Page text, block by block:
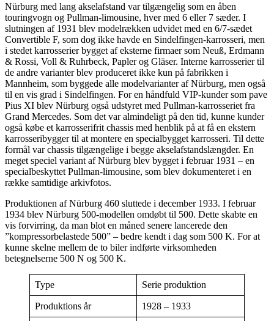
Nürburg med lang akselafstand var tilgængelig som en åben
touringvogn og Pullman-limousine, hver med 6 eller 7 sæder. I
slutningen af 1931 blev modelrækken udvidet med en 6/7-sædet
Convertible F, som dog ikke havde en Sindelfingen-karrosseri, men
i stedet karrosserier bygget af eksterne firmaer som Neuß, Erdmann
& Rossi, Voll & Ruhrbeck, Papler og Gläser. Interne karrosserier til
de andre varianter blev produceret ikke kun på fabrikken i
Mannheim, som byggede alle modelvarianter af Nürburg, men også
til en vis grad i Sindelfingen. For en håndfuld VIP-kunder som pave
Pius XI blev Nürburg også udstyret med Pullman-karrosseriet fra
Grand Mercedes. Som det var almindeligt på den tid, kunne kunder
også købe et karrosserifrit chassis med henblik på at få en ekstern
karrosseribygger til at montere en specialbygget karrosseri. Til dette
formål var chassis tilgængelige i begge akselafstandslængder. En
meget speciel variant af Nürburg blev bygget i februar 1931 – en
specialbeskyttet Pullman-limousine, som blev dokumenteret i en
række samtidige arkivfotos.
Produktionen af Nürburg 460 sluttede i december 1933. I februar
1934 blev Nürburg 500-modellen omdøbt til 500. Dette skabte en
vis forvirring, da man blot en måned senere lancerede den
”kompressorbelastede 500” – bedre kendt i dag som 500 K. For at
kunne skelne mellem de to biler indførte virksomheden
betegnelserne 500 N og 500 K.
Type Serie produktion
Produktions år 1928 – 1933